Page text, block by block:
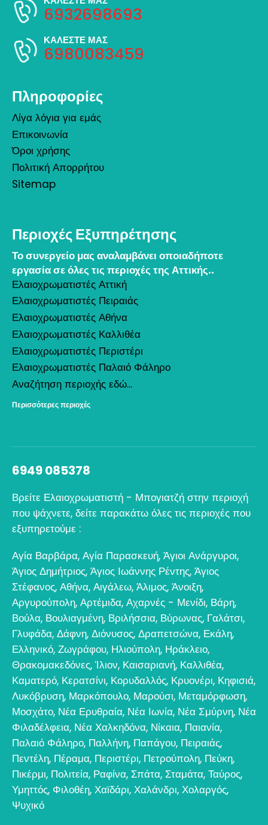
6932698693
ΚΑΛΕΣΤΕ ΜΑΣ
6980083459
Πληροφορίες
Λίγα λόγια για εμάς
Επικοινωνία
Όροι χρήσης
Πολιτική Απορρήτου
Sitemap
Περιοχές Εξυπηρέτησης
Το συνεργείο μας αναλαμβάνει οποιαδήποτε
εργασία σε όλες τις περιοχές της Αττικής..
Ελαιοχρωματιστές Αττική
Ελαιοχρωματιστές Πειραιάς
Ελαιοχρωματιστές Αθήνα
Ελαιοχρωματιστές Καλλιθέα
Ελαιοχρωματιστές Περιστέρι
Ελαιοχρωματιστές Παλαιό Φάληρο
Αναζήτηση περιοχής εδώ...
Περισσότερες περιοχές
6949 085378
Βρείτε Ελαιοχρωματιστή - Μπογιατζή στην περιοχή
που ψάχνετε, δείτε παρακάτω όλες τις περιοχές που
εξυπηρετούμε :
Αγία Βαρβάρα, Αγία Παρασκευή, Άγιοι Ανάργυροι,
Άγιος Δημήτριος, Άγιος Ιωάννης Ρέντης, Άγιος
Στέφανος, Αθήνα, Αιγάλεω, Άλιμος, Άνοιξη,
Αργυρούπολη, Αρτέμιδα, Αχαρνές - Μενίδι, Βάρη,
Βούλα, Βουλιαγμένη, Βριλήσσια, Βύρωνας, Γαλάτσι,
Γλυφάδα, Δάφνη, Διόνυσος, Δραπετσώνα, Εκάλη,
Ελληνικό, Ζωγράφου, Ηλιούπολη, Ηράκλειο,
Θρακομακεδόνες,Ίλιον, Καισαριανή, Καλλιθέα,
Καματερό, Κερατσίνι, Κορυδαλλός, Κρυονέρι, Κηφισιά,
Λυκόβρυση, Μαρκόπουλο, Μαρούσι, Μεταμόρφωση,
Μοσχάτο, Νέα Ερυθραία, Νέα Ιωνία, Νέα Σμύρνη, Νέα
Φιλαδέλφεια, Νέα Χαλκηδόνα, Νίκαια, Παιανία,
Παλαιό Φάληρο, Παλλήνη, Παπάγου, Πειραιάς,
Πεντέλη, Πέραμα, Περιστέρι, Πετρούπολη, Πεύκη,
Πικέρμι, Πολιτεία, Ραφίνα, Σπάτα, Σταμάτα, Ταύρος,
Υμηττός, Φιλοθέη, Χαϊδάρι, Χαλάνδρι, Χολαργός,
Ψυχικό